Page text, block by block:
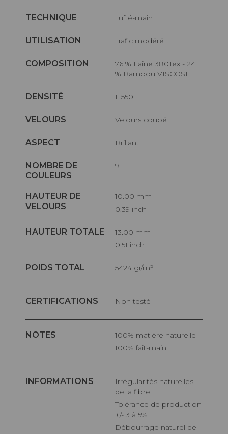
TECHNIQUE Tufté-main
UTILISATION Trafic modéré
COMPOSITION
76 % Laine 380Tex - 24
% Bambou VISCOSE
DENSITÉ H550
VELOURS Velours coupé
ASPECT Brillant
NOMBRE DE
COULEURS
9
HAUTEUR DE
VELOURS
10.00 mm
0.39 inch
HAUTEUR TOTALE
13.00 mm
0.51 inch
POIDS TOTAL 5424 gr/m²
CERTIFICATIONS Non testé
NOTES
100% matière naturelle
100% fait-main
INFORMATIONS
Irrégularités naturelles
de la fibre
Tolérance de production
+/- 3 à 5%
Débourrage naturel de